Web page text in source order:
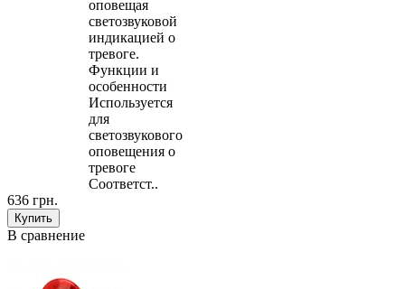
оповещая
светозвуковой
индикацией о
тревоге.
Функции и
особенности
Используется
для
светозвукового
оповещения о
тревоге
Соответст..
636 грн.
В сравнение